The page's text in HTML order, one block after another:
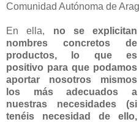
Comunidad Autónoma de
En ella, no se explicitan
nombres concretos de
productos, lo que es
positivo para que podamos
aportar nosotros mismos
los más adecuados a
nuestras necesidades (si
tenéis necesidad de ello,